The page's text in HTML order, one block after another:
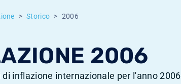
Storico 2006
2006
di inflazione internazionale per l'anno 2006